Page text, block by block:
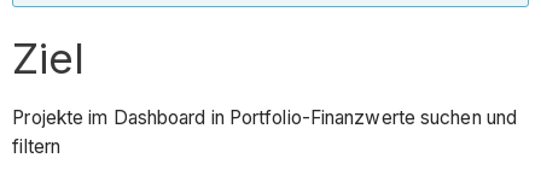
Ziel
Projekte im Dashboard in Portfolio-Finanzwerte suchen und
filtern